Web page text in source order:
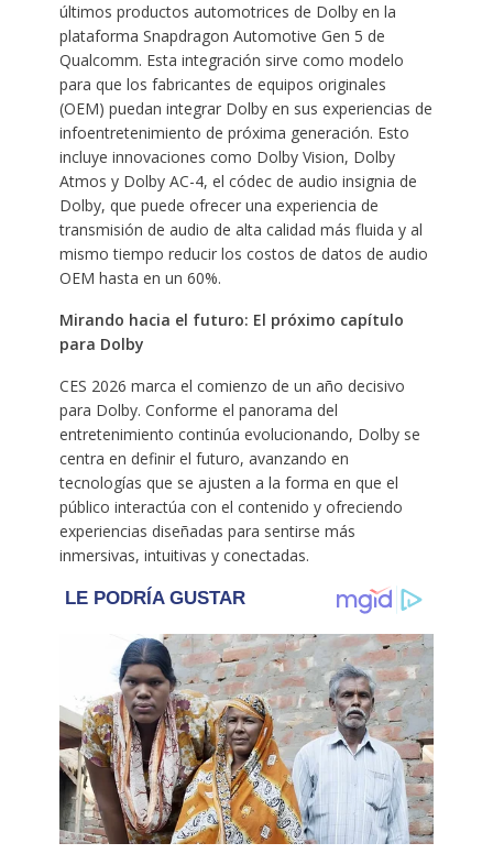
últimos productos automotrices de Dolby en la
plataforma Snapdragon Automotive Gen 5 de
Qualcomm. Esta integración sirve como modelo
para que los fabricantes de equipos originales
(OEM) puedan integrar Dolby en sus experiencias de
infoentretenimiento de próxima generación. Esto
incluye innovaciones como Dolby Vision, Dolby
Atmos y Dolby AC-4, el códec de audio insignia de
Dolby, que puede ofrecer una experiencia de
transmisión de audio de alta calidad más fluida y al
mismo tiempo reducir los costos de datos de audio
OEM hasta en un 60%.
Mirando hacia el futuro: El próximo capítulo
para Dolby
CES 2026 marca el comienzo de un año decisivo
para Dolby. Conforme el panorama del
entretenimiento continúa evolucionando, Dolby se
centra en definir el futuro, avanzando en
tecnologías que se ajusten a la forma en que el
público interactúa con el contenido y ofreciendo
experiencias diseñadas para sentirse más
inmersivas, intuitivas y conectadas.